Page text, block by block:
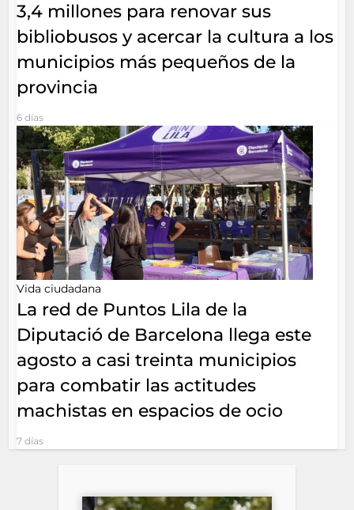
3,4 millones para renovar sus
bibliobusos y acercar la cultura a los
municipios más pequeños de la
provincia
6 días
Vida ciudadana
La red de Puntos Lila de la
Diputació de Barcelona llega este
agosto a casi treinta municipios
para combatir las actitudes
machistas en espacios de ocio
7 días